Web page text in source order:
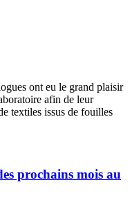
ont eu le grand plaisir
afin de leur
textiles issus de fouilles
prochains mois au